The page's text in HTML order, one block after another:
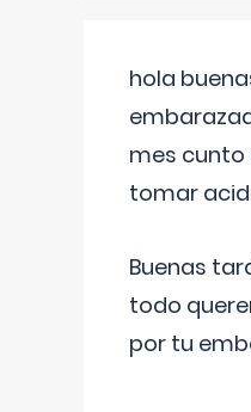
hola
mes
tomar
Buenas
todo
por tu